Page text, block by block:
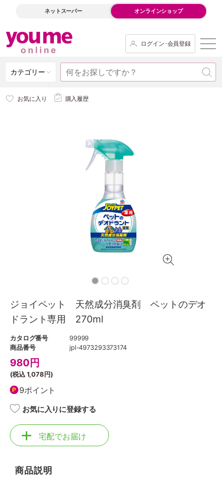
ネットスーパー オンラインショップ
ログイン･会員登録
カテゴリー
お気に入り 購入履歴
ジョイペット 天然成分消臭剤 ペットのデオ
ドラント専用 270ml
カタログ番号
99999
商品番号
jpl-4973293373174
980 円
(税込1,078円)
9ポイント
お気に入りに登録する
宅配でお届け
商品説明